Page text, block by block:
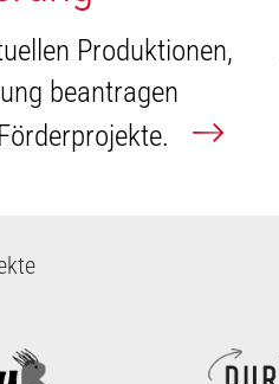
Produktionen,
beantragen